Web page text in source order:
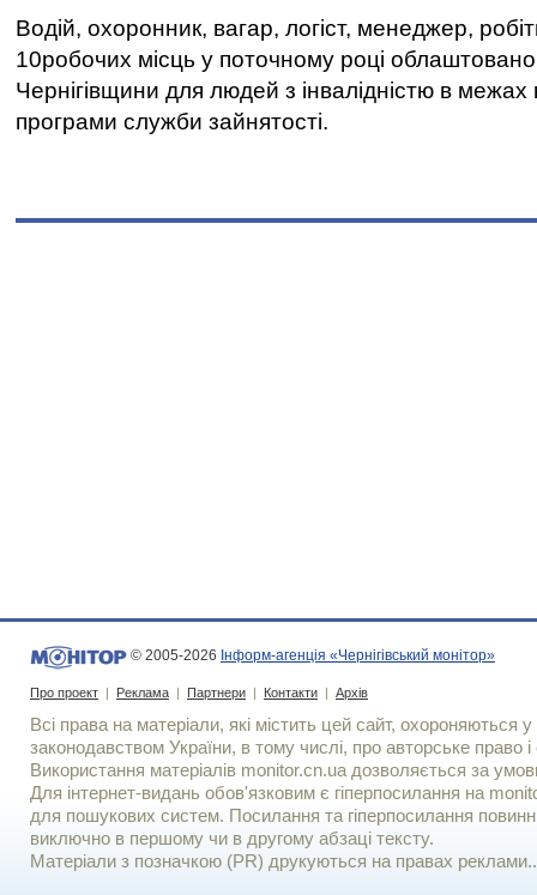
Водій, охоронник, вагар, логіст, менеджер,
10робочих місць у поточному році
Чернігівщини для людей з інвалідністю в межах
програми служби зайнятості.
© 2005-2026 Інформ-агенція «Чернігівський монітор»
Про проект | Реклама | Партнери | Контакти | Архів
Всі права на матеріали, які містить цей сайт, охороняються у
законодавством України, в тому числі, про авторське право і
Використання матерiалiв monitor.cn.ua дозволяється за
Для iнтернет-видань обов'язковим є гiперпосилання на
для пошукових систем. Посилання та гіперпосилання
виключно в першому чи в другому абзаці тексту.
Матеріали з позначкою (PR) друкуються на правах реклами..